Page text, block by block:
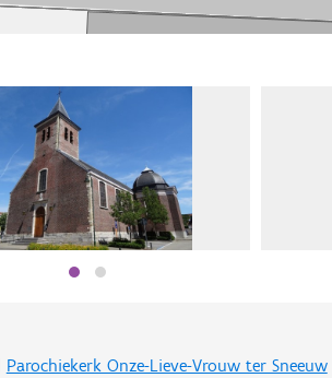
Parochiekerk Onze-Lieve-Vrouw ter Sneeuw